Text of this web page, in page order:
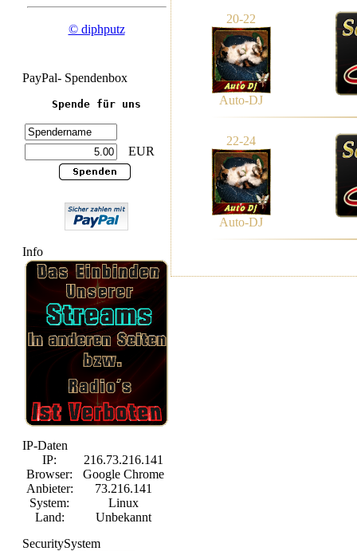
© diphputz
PayPal- Spendenbox
Spende für uns
EUR
Info
IP-Daten
IP:
216.73.216.141
Browser:
Google Chrome
Anbieter:
73.216.141
System:
Linux
Land:
Unbekannt
SecuritySystem
20-22
Auto-DJ
22-24
Auto-DJ